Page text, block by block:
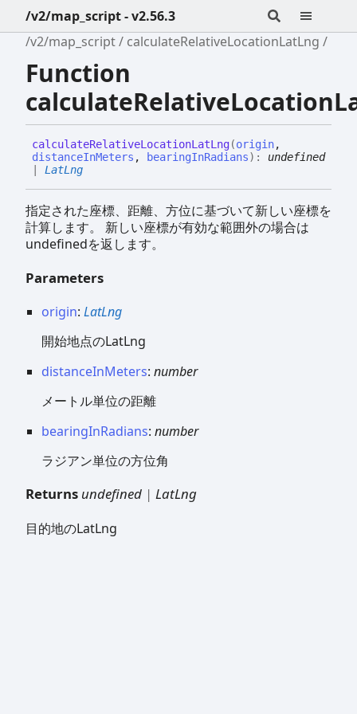
/v2/map_script - v2.56.3
/v2/map_script
calculateRelativeLocationLatLng
Function
calculateRelativeLocationLatLng(origin,
distanceInMeters , bearingInRadians) : undefined
LatLng
指定された座標、距離、方位に基づいて新しい座標を
計算します。 新しい座標が有効な範囲外の場合は
undefinedを返します。
Parameters
origin: LatLng
開始地点のLatLng
distanceInMeters: number
メートル単位の距離
bearingInRadians: number
ラジアン単位の方位角
Returns undefined | LatLng
目的地のLatLng